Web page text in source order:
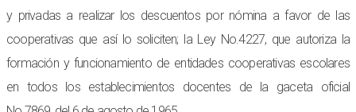
y privadas a realizar los descuentos por nómina a favor de las
cooperativas que así lo soliciten; la Ley No.4227, que autoriza la
formación y funcionamiento de entidades cooperativas escolares
en todos los establecimientos docentes de la gaceta oficial